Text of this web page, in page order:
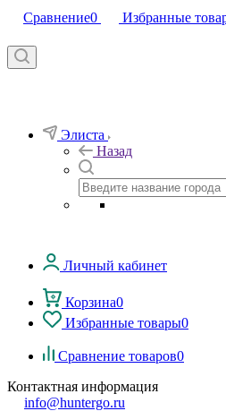
Сравнение0 Избранные
Элиста
Назад
Личный кабинет
Корзина0
Избранные товары0
Сравнение товаров0
Контактная информация
info@huntergo.ru